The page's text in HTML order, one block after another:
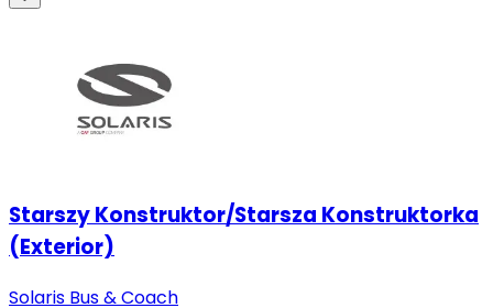
Starszy Konstruktor/Starsza Konstruktorka
(Exterior)
Solaris Bus & Coach